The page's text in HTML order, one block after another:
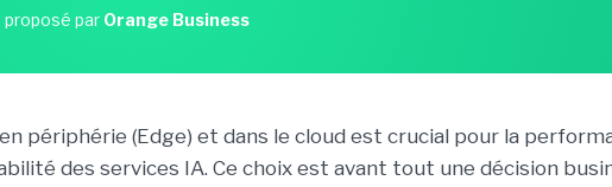
proposé par Orange Business
périphérie (Edge) et dans le cloud est crucial pour la
des services IA. Ce choix est avant tout une décision